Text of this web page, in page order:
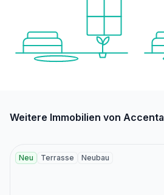
Weitere Immobilien von Accenta
Neu Terrasse Neubau